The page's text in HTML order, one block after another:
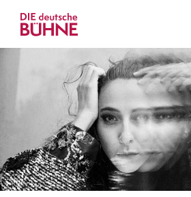
Schauspiel
Musiktheater
Crossover
Bühnenwelt
Festivals & Veranstaltungen